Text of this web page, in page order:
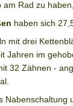
Rad zu
haben sich
mit drei
Jahren im
32 Zähnen -
Nabenschaltung